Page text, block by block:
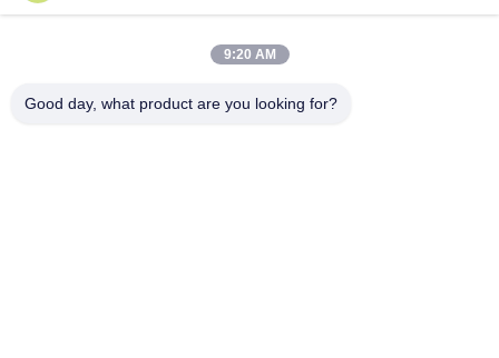
Jiangsu Shengman Drying Equipment
9:20 AM
Good day, what product are you looking for?